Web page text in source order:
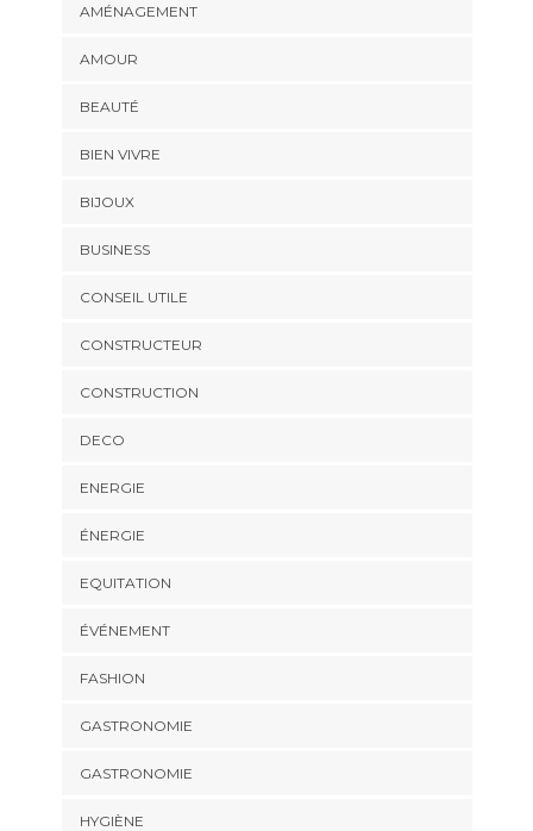
AMÉNAGEMENT
AMOUR
BEAUTÉ
BIEN VIVRE
BIJOUX
BUSINESS
CONSEIL UTILE
CONSTRUCTEUR
CONSTRUCTION
DECO
ENERGIE
ÉNERGIE
EQUITATION
ÉVÉNEMENT
FASHION
GASTRONOMIE
GASTRONOMIE
HYGIÈNE